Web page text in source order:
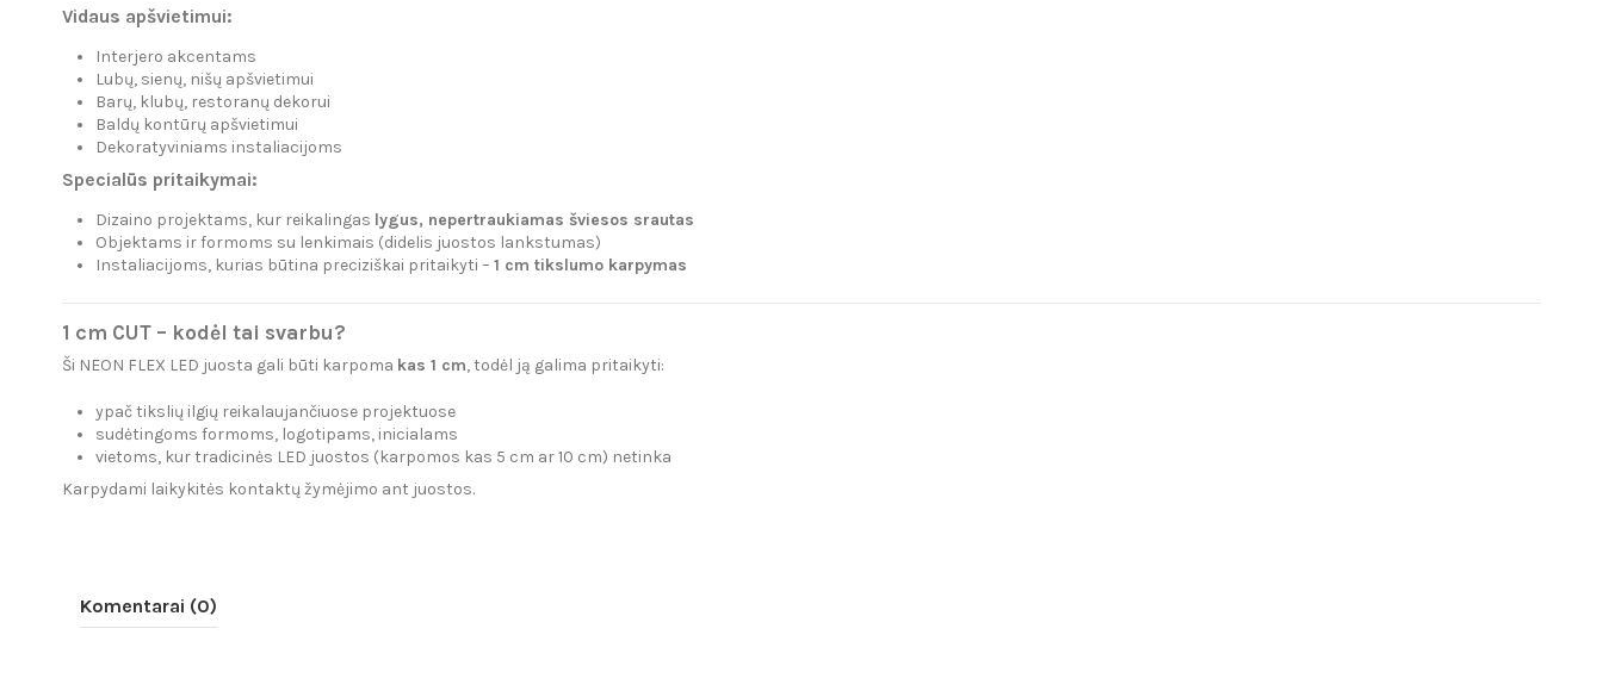
Vidaus apšvietimui:
Interjero akcentams
Lubų, sienų, nišų apšvietimui
Barų, klubų, restoranų dekorui
Baldų kontūrų apšvietimui
Dekoratyviniams instaliacijoms
Specialūs pritaikymai:
Dizaino projektams, kur reikalingas lygus, nepertraukiamas šviesos srautas
Objektams ir formoms su lenkimais (didelis juostos lankstumas)
Instaliacijoms, kurias būtina preciziškai pritaikyti – 1 cm tikslumo karpymas
1 cm CUT – kodėl tai svarbu?
Ši NEON FLEX LED juosta gali būti karpoma kas 1 cm, todėl ją galima pritaikyti:
ypač tikslių ilgių reikalaujančiuose projektuose
sudėtingoms formoms, logotipams, inicialams
vietoms, kur tradicinės LED juostos (karpomos kas 5 cm ar 10 cm) netinka
Karpydami laikykitės kontaktų žymėjimo ant juostos.
Komentarai (0)